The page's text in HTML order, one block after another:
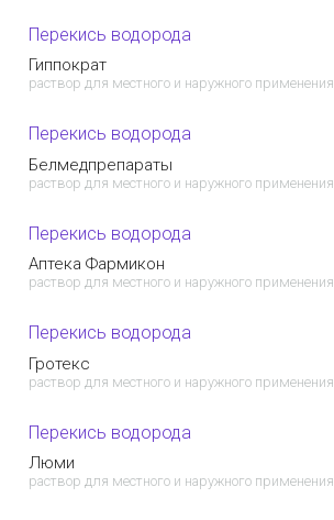
Перекись водорода
Гиппократ
раствор для местного и наружного применения
Перекись водорода
Белмедпрепараты
раствор для местного и наружного применения
Перекись водорода
Аптека Фармикон
раствор для местного и наружного применения
Перекись водорода
Гротекс
раствор для местного и наружного применения
Перекись водорода
Люми
раствор для местного и наружного применения